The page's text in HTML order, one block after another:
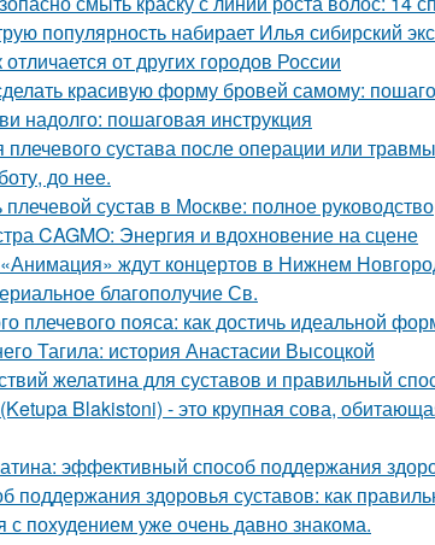
популярность набирает Илья сибирский
от других городов России
красивую форму бровей самому:
надолго: пошаговая инструкция
сустава после операции или
до нее.
плечевой сустав в Москве: полное руководство
CAGMO: Энергия и вдохновение на сцене
ждут концертов в Нижнем
благополучие Св.
плечевого пояса: как достичь идеальной
Тагила: история Анастасии Высоцкой
желатина для суставов и правильный
Blakistoni) - это крупная сова,
эффективный способ поддержания
поддержания здоровья суставов: как
похудением уже очень давно знакома.